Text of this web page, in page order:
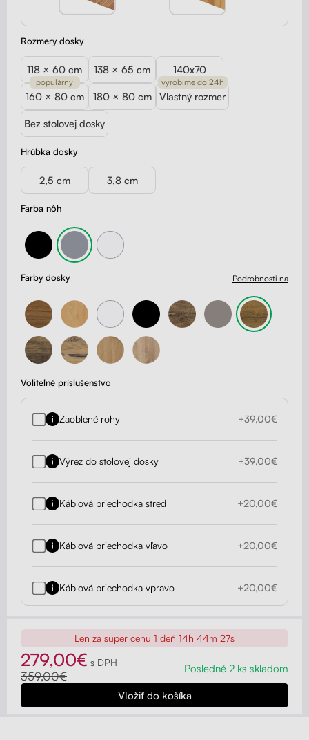
Farba nôh
Hrúbka dosky
2,5 cm 3,8 cm
Rozmery dosky
118 × 60 cm 138 × 65 cm 140x70
160 × 80 cm
populárny
180 × 80 cm Vlastný rozmer
vyrobíme do 24h
Bez stolovej dosky
Farby dosky Podrobnosti na
Voliteľné príslušenstvo
Zaoblené rohy +39,00€
Výrez do stolovej dosky +39,00€
Káblová priechodka stred +20,00€
Káblová priechodka vľavo +20,00€
Káblová priechodka vpravo +20,00€
Len za super cenu 1 deň 14h 44m 26s
279,00€ s DPH
359,00€
Posledné 2 ks skladom